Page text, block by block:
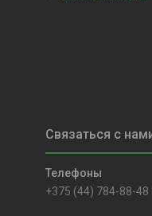
+375 (44) 784-88-48